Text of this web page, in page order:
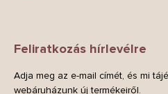
Feliratkozás hírlevélre
Adja meg az e-mail címét, és mi
webáruházunk új termékeiről.